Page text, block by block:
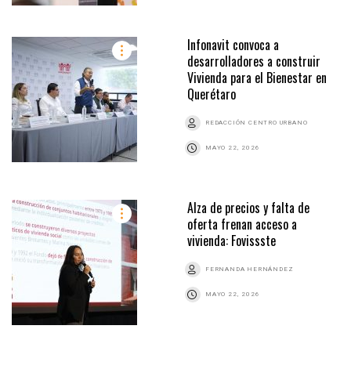
Infonavit convoca a
desarrolladores a construir
Vivienda para el Bienestar en
Querétaro
REDACCIÓN CENTRO URBANO
MAYO 22, 2026
Alza de precios y falta de
oferta frenan acceso a
vivienda: Fovissste
FERNANDA HERNÁNDEZ
MAYO 22, 2026